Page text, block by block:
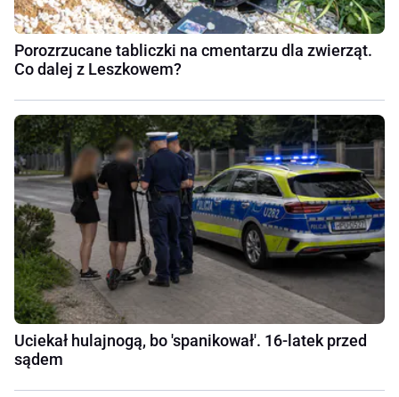
Porozrzucane tabliczki na cmentarzu dla zwierząt.
Co dalej z Leszkowem?
Uciekał hulajnogą, bo 'spanikował'. 16-latek przed
sądem